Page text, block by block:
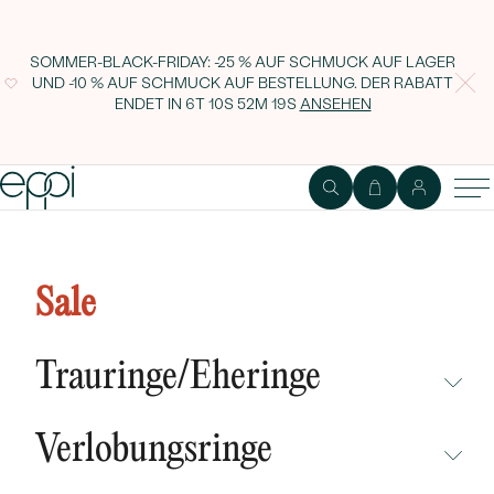
SOMMER-BLACK-FRIDAY: -25 % AUF SCHMUCK AUF LAGER
UND -10 % AUF SCHMUCK AUF BESTELLUNG. DER RABATT
ENDET IN 6T 10S 52M 18S ANSEHEN
Sale
Trauringe/Eheringe
NEUHEITEN
Verlobungsringe
Parnell